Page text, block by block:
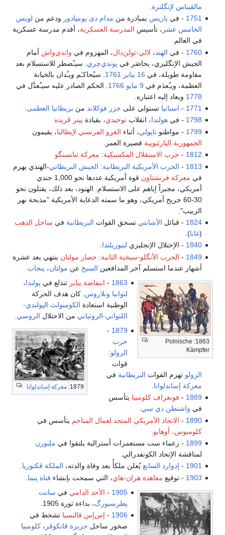
مالڤيناس لإنگلترة
1751 - في پاريس بمبادرة من مدام دى پومپادور ودعم من لويس
الخامس عشر ، تأسيس المدرسة العسكرية، أقدم مدرسة عسكرية
في العالم.
1760 - في الهند، لالي-تولن‌دال، المهزوم في واندي‌واش أمام
الجيش الإنگليزي، يحاصَر في پوندي‌چري . سيـُضطر للاستسلام بعد
مقاومة طويلة، في 16 يناير 1761 . سيُحاكـَم ويـُدان بالخيانة
العظمة، ويـُعدَم في 9 مايو 1766 . الحكم الصادر عليه سيـُعدَّل في
1778 ويعاد إليه اعتباره.
1771
- اسبانيا تستولي على جزر فوكلاند من بريطانيا العظمى
1798 - فيهولندا، انقلابتوحيدي، بقيادة پيتر ڤريده
1799 - مواطنو ناپولي، أثناء الغزو الفرنسي لإيطاليا، يقيمون
الجمهورية الپارثنوپية قصيرة العمر.
1812
- حرب الاستقلال المكسيكية: معركة تنانسنگو
1813
- الحرب الأمريكية البريطانية: الجيش البريطاني-الهندي يهزم
في معركة فرنشتاون
قوة أمريكية عددها نحو 1,000 جندي
أمريكي، مجبراً إياهم على الاستسلام. الهنود، بعد ذلك، يقتلون نحو
30-60 جريح أمريكي، وهو ما سمته الدعاية الأمريكية "مذبحة نهر
الزبيب".
1824 - قبائل الأشانتي تسحق القوات البريطانية في ساحل الذهب
(غانا).
1840 - الإحتلال الإنجليزي لنيوزيلندا.
1849
- الحرب الأنگلو-سيخية الثانية: حصار مولتان ينتهي بعد عشرة
أشهار عندما استسلم آخر المدافعين السيخ عن مولتان، پنجاب
1863: Polnische
Kämpfer
1863
- انتفاضة يناير تندلع في پولندا،
لتوانيا وبلاروس . كان هدف الحركة
الوطنية استعادة الكومنولث الپولندي-
اللتواني-الروثياني من الاحتلال الروسي
1879: معركة إساندلوانا
1879
-
حرب
الزولو:
قوات
الزولو تهزم القوات البريطانية في
معركة إساندلوانا
1889
- فونغراف كلومبيا يتأسس
في واشنطن دي سي
1890
- الاتحاد الأمريكي المتحد لعمال المناجم يتأسس في
كلومبوس، أوهايو
1899 - زعماء ست مستعمرات أسترالية يلتقوا في ملبورن
لمناقشة الإتحاد الكونفدرالي.
1901
- إدوارد السابعيُعلن ملكأً بعد وفاة والدته، الملكة ڤكتوريا.
1903 - توقيع معاهدة هران-هاي، التي سمحت بإنشاء قناة پنما
1905
- الأحد الدامي في سانت
پطرسبورگ، بداءة ثورة 1905.
1906
- إس‌إس ڤالنسيا تشحط في
صخور ساحل جزيرة ڤانكوڤر ، كلومبيا